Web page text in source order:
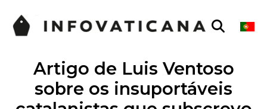
Artigo de Luis Ventoso
sobre os insuportáveis